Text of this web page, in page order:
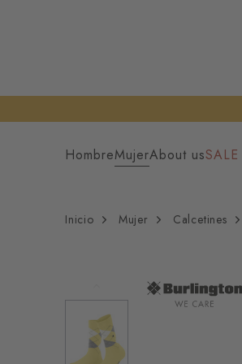
HombreMujerAbout usSALE
Inicio Mujer Calcetines